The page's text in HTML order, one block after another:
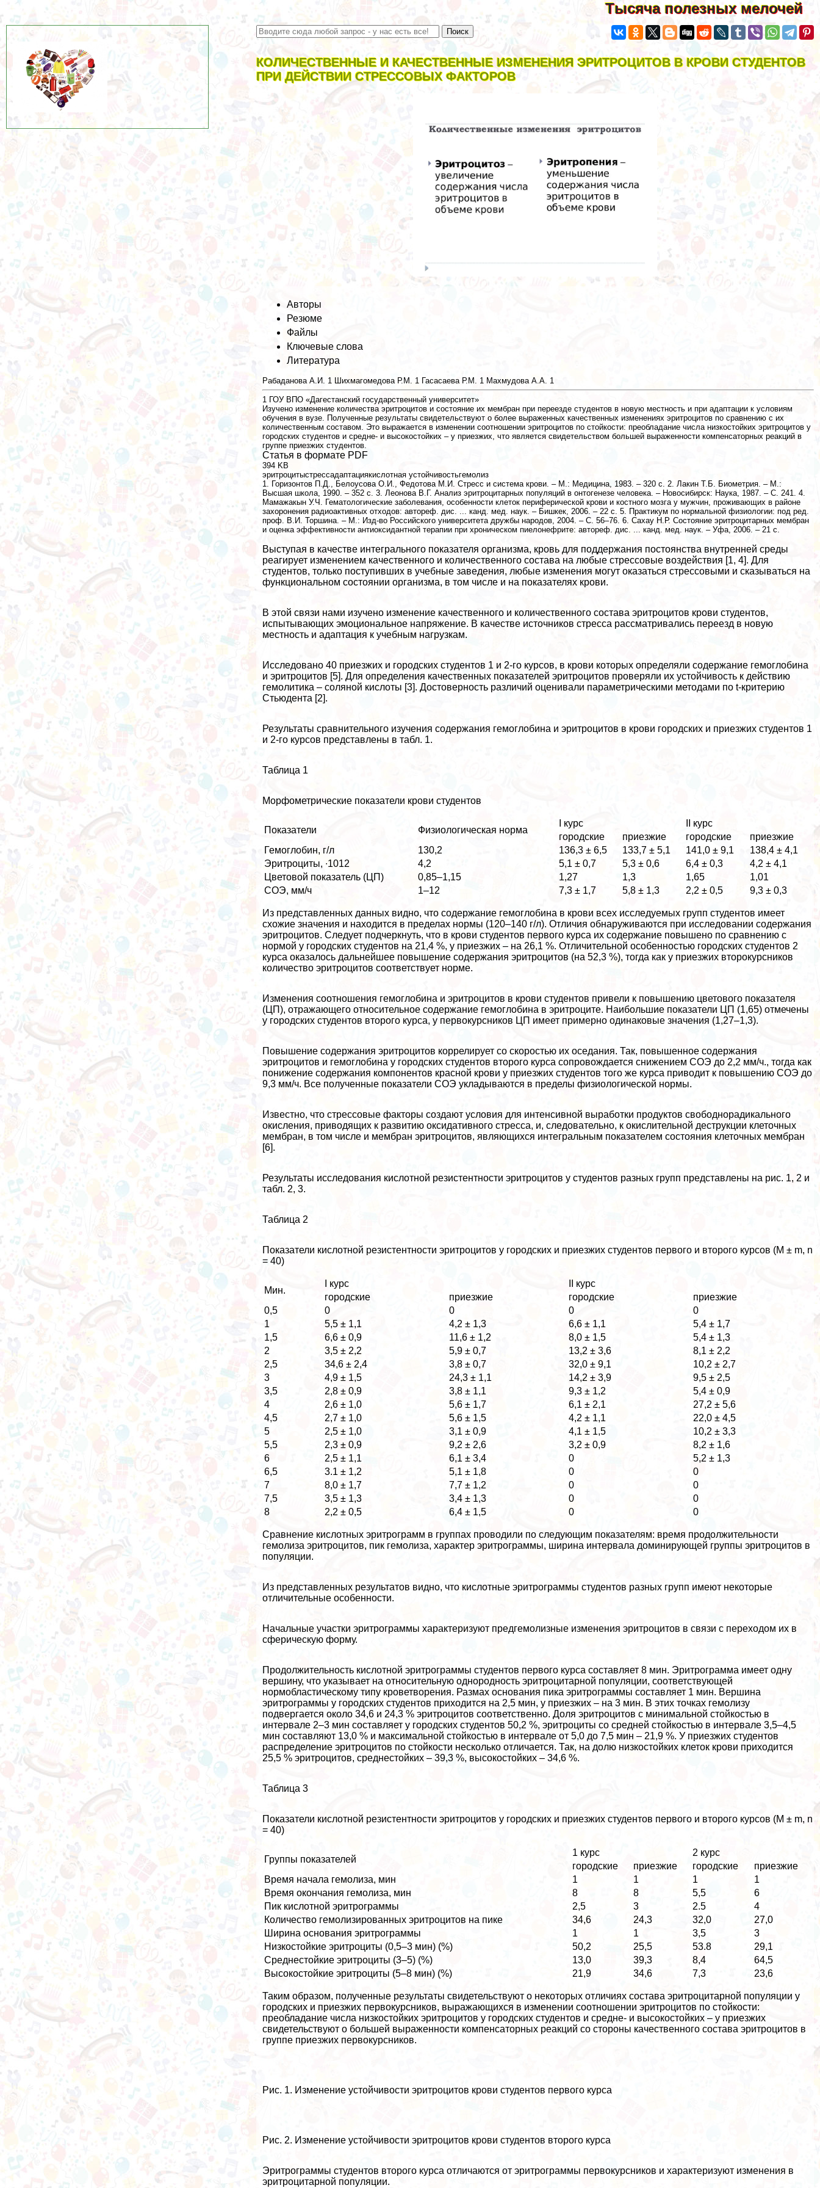
Тысяча полезных мелочей
КОЛИЧЕСТВЕННЫЕ И КАЧЕСТВЕННЫЕ ИЗМЕНЕНИЯ ЭРИТРОЦИТОВ В КРОВИ СТУДЕНТОВ
ПРИ ДЕЙСТВИИ СТРЕССОВЫХ ФАКТОРОВ
Авторы
Резюме
Файлы
Ключевые слова
Литература
Paбаданова А.И. 1 Шихмагомедова Р.М. 1 Гасасаева Р.М. 1 Махмудова А.А. 1
1 ГОУ ВПО «Дагестанский государственный университет»
Изучено изменение количества эритроцитов и состояние их мембран при переезде студентов в новую местность и при адаптации к условиям
обучения в вузе. Полученные результаты свидетельствуют о более выраженных качественных изменениях эритроцитов по сравнению с их
количественным составом. Это выражается в изменении соотношении эритроцитов по стойкости: преобладание числа низкостойких эритроцитов у
городских студентов и средне- и высокостойких – у приезжих, что является свидетельством большей выраженности компенсаторных реакций в
группе приезжих студентов.
Статья в формате PDF
394 KB
эритроцитыстрессадаптациякислотная устойчивостьгемолиз
1. Горизонтов П.Д., Белоусова О.И., Федотова М.И. Стресс и система крови. – М.: Медицина, 1983. – 320 с. 2. Лакин Т.Б. Биометрия. – М.:
Высшая школа, 1990. – 352 с. 3. Леонова В.Г. Анализ эритроцитарных популяций в онтогенезе человека. – Новосибирск: Наука, 1987. – С. 241. 4.
Мамажакын У.Ч. Гематологические заболевания, особенности клеток периферической крови и костного мозга у мужчин, проживающих в районе
захоронения радиоактивных отходов: автореф. дис. ... канд. мед. наук. – Бишкек, 2006. – 22 с. 5. Пpaктикум по нормальной физиологии: под ред.
проф. В.И. Торшина. – М.: Изд-во Российского университета дружбы народов, 2004. – С. 56–76. 6. Сахау Н.Р. Состояние эритроцитарных мембран
и оценка эффективности антиоксидантной терапии при хроническом пиелонефрите: автореф. дис. ... канд. мед. наук. – Уфа, 2006. – 21 с.
Выступая в качестве интегрального показателя организма, кровь для поддержания постоянства внутренней среды
реагирует изменением качественного и количественного состава на любые стрессовые воздействия [1, 4]. Для
студентов, только поступивших в учебные заведения, любые изменения могут оказаться стрессовыми и сказываться на
функциональном состоянии организма, в том числе и на показателях крови.
В этой связи нами изучено изменение качественного и количественного состава эритроцитов крови студентов,
испытывающих эмоциональное напряжение. В качестве источников стресса рассматривались переезд в новую
местность и адаптация к учебным нагрузкам.
Исследовано 40 приезжих и городских студентов 1 и 2-го курсов, в крови которых определяли содержание гемоглобина
и эритроцитов [5]. Для определения качественных показателей эритроцитов проверяли их устойчивость к действию
гемолитика – соляной кислоты [3]. Достоверность различий оценивали параметрическими методами по t-критерию
Стьюдента [2].
Результаты сравнительного изучения содержания гемоглобина и эритроцитов в крови городских и приезжих студентов 1
и 2-го курсов представлены в табл. 1.
Таблица 1
Морфометрические показатели крови студентов
Показатели Физиологическая норма
I курс
II курс
городские
приезжие городские
приезжие
Гемоглобин, г/л
130,2 136,3 ± 6,5 133,7 ± 5,1 141,0 ± 9,1
138,4 ± 4,1
Эритроциты, ∙1012
4,2 5,1 ± 0,7 5,3 ± 0,6 6,4 ± 0,3
4,2 ± 4,1
Цветовой показатель (ЦП)
0,85–1,15 1,27 1,3 1,65
1,01
СОЭ, мм/ч
1–12 7,3 ± 1,7 5,8 ± 1,3 2,2 ± 0,5 9,3 ± 0,3
Из представленных данных видно, что содержание гемоглобина в крови всех исследуемых групп студентов имеет
схожие значения и находится в пределах нормы (120–140 г/л). Отличия обнаруживаются при исследовании содержания
эритроцитов. Следует подчеркнуть, что в крови студентов первого курса их содержание повышено по сравнению с
нормой у городских студентов на 21,4 %, у приезжих – на 26,1 %. Отличительной особенностью городских студентов 2
курса оказалось дальнейшее повышение содержания эритроцитов (на 52,3 %), тогда как у приезжих второкурсников
количество эритроцитов соответствует норме.
Изменения соотношения гемоглобина и эритроцитов в крови студентов привели к повышению цветового показателя
(ЦП), отражающего относительное содержание гемоглобина в эритроците. Наибольшие показатели ЦП (1,65) отмечены
у городских студентов второго курса, у первокурсников ЦП имеет примерно одинаковые значения (1,27–1,3).
Повышение содержания эритроцитов коррелирует со скоростью их оседания. Так, повышенное содержания
эритроцитов и гемоглобина у городских студентов второго курса сопровождается снижением СОЭ до 2,2 мм/ч., тогда как
понижение содержания компонентов красной крови у приезжих студентов того же курса приводит к повышению СОЭ до
9,3 мм/ч. Все полученные показатели СОЭ укладываются в пределы физиологической нормы.
Известно, что стрессовые факторы создают условия для интенсивной выработки продуктов свободнорадикального
окисления, приводящих к развитию оксидативного стресса, и, следовательно, к окислительной деструкции клеточных
мембран, в том числе и мембран эритроцитов, являющихся интегральным показателем состояния клеточных мембран
[6].
Результаты исследования кислотной резистентности эритроцитов у студентов разных групп представлены на рис. 1, 2 и
табл. 2, 3.
Таблица 2
Показатели кислотной резистентности эритроцитов у городских и приезжих студентов первого и второго курсов (M ± m, n
= 40)
Мин.
I курс
II курс
городские
приезжие городские
приезжие
0,5
0 0 0
0
1
5,5 ± 1,1 4,2 ± 1,3 6,6 ± 1,1
5,4 ± 1,7
1,5
6,6 ± 0,9 11,6 ± 1,2 8,0 ± 1,5
5,4 ± 1,3
2
3,5 ± 2,2 5,9 ± 0,7 13,2 ± 3,6
8,1 ± 2,2
2,5
34,6 ± 2,4 3,8 ± 0,7 32,0 ± 9,1
10,2 ± 2,7
3
4,9 ± 1,5 24,3 ± 1,1 14,2 ± 3,9
9,5 ± 2,5
3,5
2,8 ± 0,9 3,8 ± 1,1 9,3 ± 1,2
5,4 ± 0,9
4
2,6 ± 1,0 5,6 ± 1,7 6,1 ± 2,1
27,2 ± 5,6
4,5
2,7 ± 1,0 5,6 ± 1,5 4,2 ± 1,1
22,0 ± 4,5
5
2,5 ± 1,0 3,1 ± 0,9 4,1 ± 1,5
10,2 ± 3,3
5,5
2,3 ± 0,9 9,2 ± 2,6 3,2 ± 0,9
8,2 ± 1,6
6
2,5 ± 1,1 6,1 ± 3,4 0
5,2 ± 1,3
6,5
3.1 ± 1,2 5,1 ± 1,8 0
0
7
8,0 ± 1,7 7,7 ± 1,2 0
0
7,5
3,5 ± 1,3 3,4 ± 1,3 0
0
8
2,2 ± 0,5 6,4 ± 1,5 0 0
Сравнение кислотных эритрограмм в группах проводили по следующим показателям: время продолжительности
гемолиза эритроцитов, пик гемолиза, хаpaктер эритрограммы, ширина интервала доминирующей группы эритроцитов в
популяции.
Из представленных результатов видно, что кислотные эритрограммы студентов разных групп имеют некоторые
отличительные особенности.
Начальные участки эритрограммы хаpaктеризуют предгемолизные изменения эритроцитов в связи с переходом их в
сферическую форму.
Продолжительность кислотной эритрограммы студентов первого курса составляет 8 мин. Эритрограмма имеет одну
вершину, что указывает на относительную однородность эритроцитарной популяции, соответствующей
нормобластическому типу кроветворения. Размах основания пика эритрограммы составляет 1 мин. Вершина
эритрограммы у городских студентов приходится на 2,5 мин, у приезжих – на 3 мин. В этих точках гемолизу
подвергается около 34,6 и 24,3 % эритроцитов соответственно. Доля эритроцитов с минимальной стойкостью в
интервале 2–3 мин составляет у городских студентов 50,2 %, эритроциты со средней стойкостью в интервале 3,5–4,5
мин составляют 13,0 % и максимальной стойкостью в интервале от 5,0 до 7,5 мин – 21,9 %. У приезжих студентов
распределение эритроцитов по стойкости несколько отличается. Так, на долю низкостойких клеток крови приходится
25,5 % эритроцитов, среднестойких – 39,3 %, высокостойких – 34,6 %.
Таблица 3
Показатели кислотной резистентности эритроцитов у городских и приезжих студентов первого и второго курсов (M ± m, n
= 40)
Группы показателей
1 курс
2 курс
городские
приезжие городские
приезжие
Время начала гемолиза, мин
1 1 1
1
Время окончания гемолиза, мин
8 8 5,5
6
Пик кислотной эритрограммы
2,5 3 2.5
4
Количество гемолизированных эритроцитов на пике
34,6 24,3 32,0
27,0
Ширина основания эритрограммы
1 1 3,5
3
Низкостойкие эритроциты (0,5–3 мин) (%)
50,2 25,5 53.8
29,1
Среднестойкие эритроциты (3–5) (%)
13,0 39,3 8,4
64,5
Высокостойкие эритроциты (5–8 мин) (%)
21,9 34,6 7,3 23,6
Таким образом, полученные результаты свидетельствуют о некоторых отличиях состава эритроцитарной популяции у
городских и приезжих первокурсников, выражающихся в изменении соотношении эритроцитов по стойкости:
преобладание числа низкостойких эритроцитов у городских студентов и средне- и высокостойких – у приезжих
свидетельствуют о большей выраженности компенсаторных реакций со стороны качественного состава эритроцитов в
группе приезжих первокурсников.
Рис. 1. Изменение устойчивости эритроцитов крови студентов первого курса
Рис. 2. Изменение устойчивости эритроцитов крови студентов второго курса
Эритрограммы студентов второго курса отличаются от эритрограммы первокурсников и хаpaктеризуют изменения в
эритроцитарной популяции.